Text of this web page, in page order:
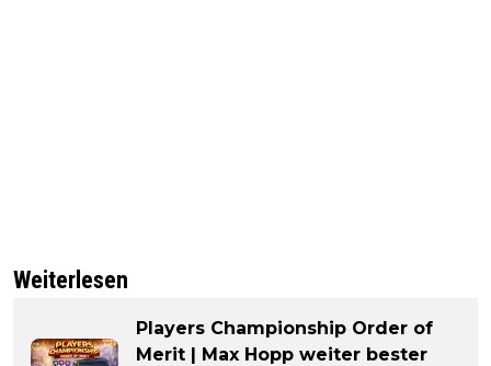
Weiterlesen
Players Championship Order of
Merit | Max Hopp weiter bester